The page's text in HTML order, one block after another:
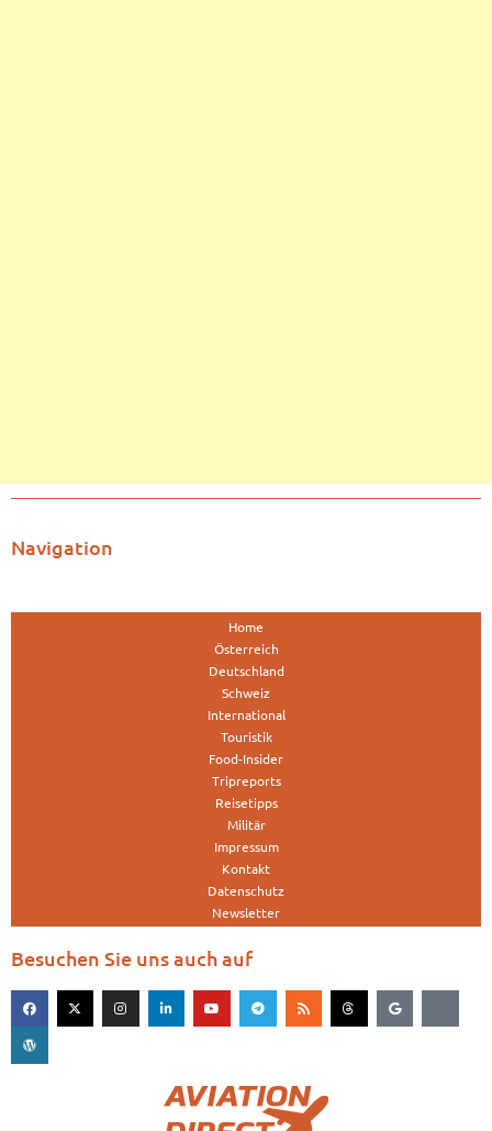
Navigation
Home
Österreich
Deutschland
Schweiz
International
Touristik
Food-Insider
Tripreports
Reisetipps
Militär
Impressum
Kontakt
Datenschutz
Newsletter
Besuchen Sie uns auch auf